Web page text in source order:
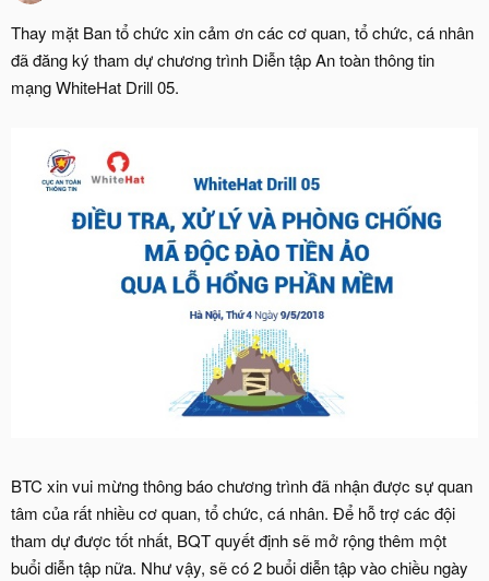
Thay mặt Ban tổ chức xin cảm ơn các cơ quan, tổ chức, cá nhân
đã đăng ký tham dự chương trình Diễn tập An toàn thông tin
mạng WhiteHat Drill 05.
BTC xin vui mừng thông báo chương trình đã nhận được sự quan
tâm của rất nhiều cơ quan, tổ chức, cá nhân. Để hỗ trợ các đội
tham dự được tốt nhất, BQT quyết định sẽ mở rộng thêm một
buổi diễn tập nữa. Như vậy, sẽ có 2 buổi diễn tập vào chiều ngày